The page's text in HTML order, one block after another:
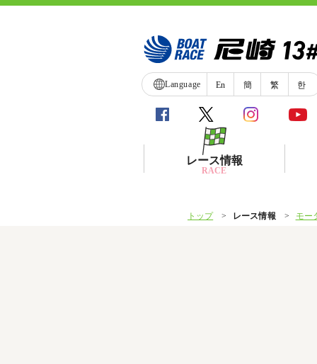
Language En 簡 繁 한
レース情報
RACE
トップ レース情報 モー